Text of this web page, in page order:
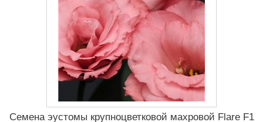
Семена эустомы крупноцветковой махровой Flare F1